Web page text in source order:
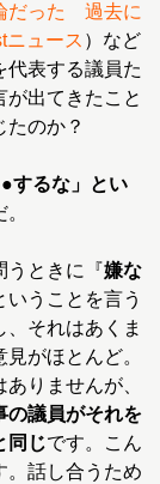
だった 過去に
ニュース ）など
代表する議員た
が出てきたこと
たのか？
するな」とい
うときに『嫌な
いうことを言う
、それはあくま
がほとんど。
りませんが、
の議員がそれを
同じです。こん
。話し合うため